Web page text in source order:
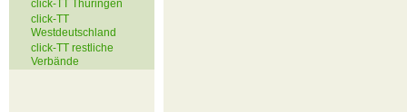
click-TT Thüringen
click-TT
Westdeutschland
click-TT restliche
Verbände